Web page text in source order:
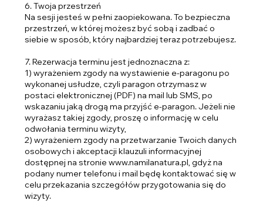
6. Twoja przestrzeń
Na sesji jesteś w pełni zaopiekowana. To bezpieczna
przestrzeń, w której możesz być sobą i zadbać o
siebie w sposób, który najbardziej teraz potrzebujesz.
7. Rezerwacja terminu jest jednoznaczna z:
1) wyrażeniem zgody na wystawienie e-paragonu po
wykonanej usłudze, czyli paragon otrzymasz w
postaci elektronicznej (PDF) na mail lub SMS, po
wskazaniu jaką drogą ma przyjść e-paragon. Jeżeli nie
wyrażasz takiej zgody, proszę o informację w celu
odwołania terminu wizyty,
2) wyrażeniem zgody na przetwarzanie Twoich danych
osobowych i akceptacji klauzuli informacyjnej
dostępnej na stronie www.namilanatura.pl, gdyż na
podany numer telefonu i mail będę kontaktować się w
celu przekazania szczegółów przygotowania się do
wizyty.